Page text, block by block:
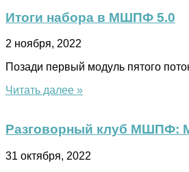
Итоги набора в МШПФ 5.0
2 ноября, 2022
Позади первый модуль пятого
Читать далее »
Разговорный клуб МШПФ:
31 октября, 2022